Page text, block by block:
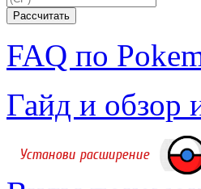
FAQ по
Гайд и обзор